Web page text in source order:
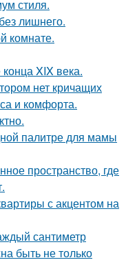
стиля.
лишнего.
комнате.
XIX века.
нет кричащих
и комфорта.
палитре для мамы
пространство, где
с акцентом на
сантиметр
быть не только